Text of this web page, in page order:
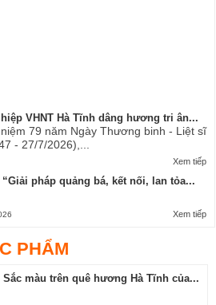
VHNT Hà Tĩnh dâng hương tri ân...
79 năm Ngày Thương binh - Liệt sĩ
- 27/7/2026),...
Xem tiếp
“Giải pháp quảng bá, kết nối, lan tỏa...
Xem tiếp
PHẨM
Sắc màu trên quê hương Hà Tĩnh của...